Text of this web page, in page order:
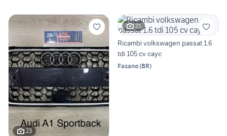
23
21
Ricambi volkswagen passat 1.6
tdi 105 cv cayc
Fasano(BR)